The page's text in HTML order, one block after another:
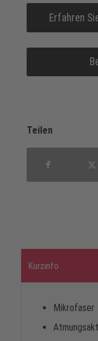
Erfahren
Teilen
Kurzinfo
Mikrofaser